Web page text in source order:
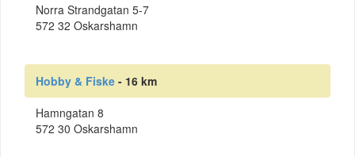
Norra Strandgatan 5-7
572 32 Oskarshamn
Hobby & Fiske - 16 km
Hamngatan 8
572 30 Oskarshamn